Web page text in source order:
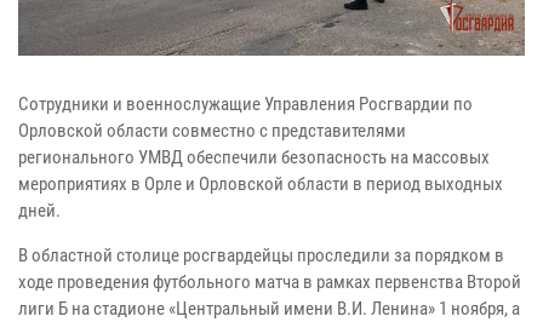
Сотрудники и военнослужащие Управления Росгвардии по
Орловской области совместно с представителями
регионального УМВД обеспечили безопасность на массовых
мероприятиях в Орле и Орловской области в период выходных
дней.
В областной столице росгвардейцы проследили за порядком в
ходе проведения футбольного матча в рамках первенства Второй
лиги Б на стадионе «Центральный имени В.И. Ленина» 1 ноября, а